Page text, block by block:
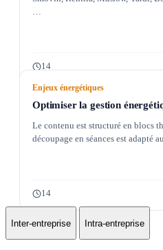
…
14
Enjeux énergétiques
Optimiser la gestion
Le contenu est structuré en blocs
découpage en séances est adapté
14
Inter-entreprise Intra-entreprise